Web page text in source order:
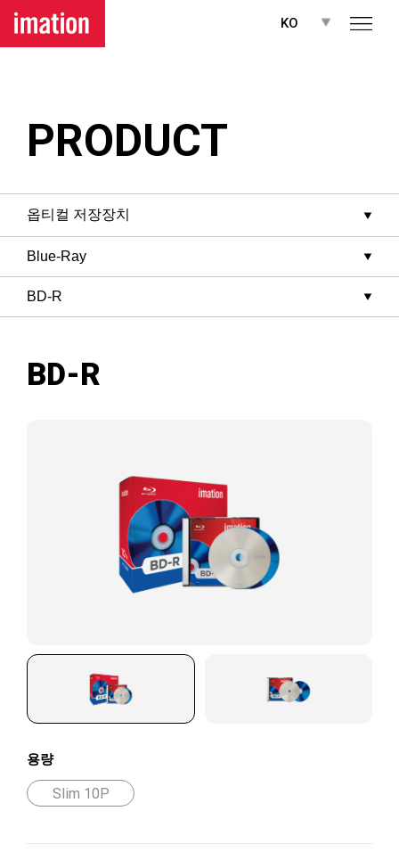
메뉴 바로가기
KO
PRODUCT
BD-R
용량
Slim 10P